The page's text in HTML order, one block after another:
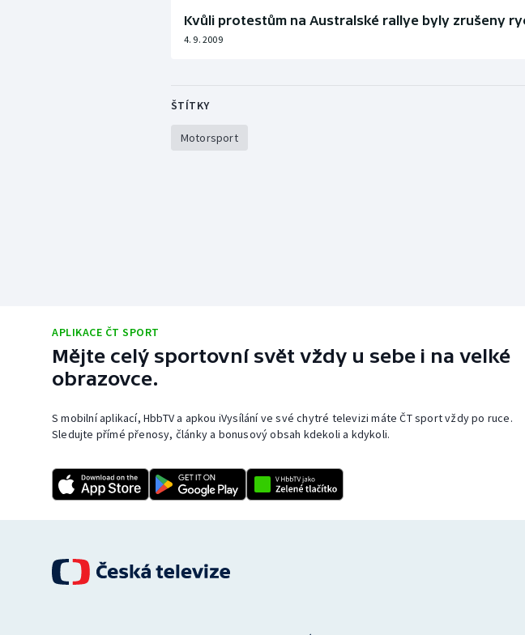
Kvůli protestům na Australské rallye byly zrušeny
4. 9. 2009
ŠTÍTKY
Motorsport
APLIKACE ČT SPORT
Mějte celý sportovní svět vždy u sebe i na velké
obrazovce.
S mobilní aplikací, HbbTV a apkou iVysílání ve své chytré televizi máte ČT sport vždy po ruce.
Sledujte přímé přenosy, články a bonusový obsah kdekoli a kdykoli.